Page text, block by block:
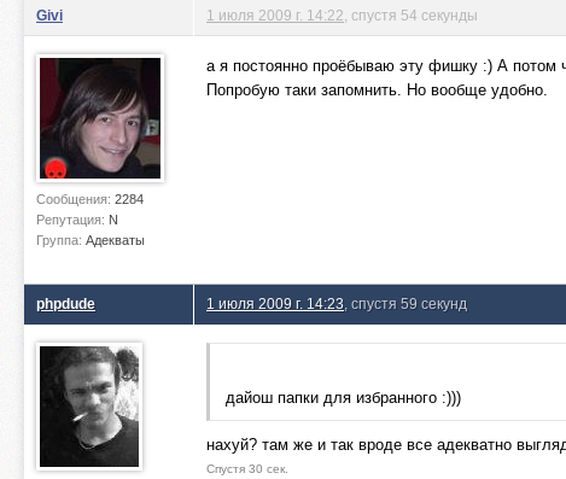
Givi
Сообщения: 2284
Репутация: N
Группа: Адекваты
1 июля 2009 г. 14:22 , спустя 54 секунды
а я постоянно проёбываю эту фишку :) А потом
Попробую таки запомнить. Но вообще удобно.
phpdude 1 июля 2009 г. 14:23 , спустя 59 секунд
дайош папки для избранного :)))
нахуй? там же и так вроде все адекватно
Спустя 30 сек.